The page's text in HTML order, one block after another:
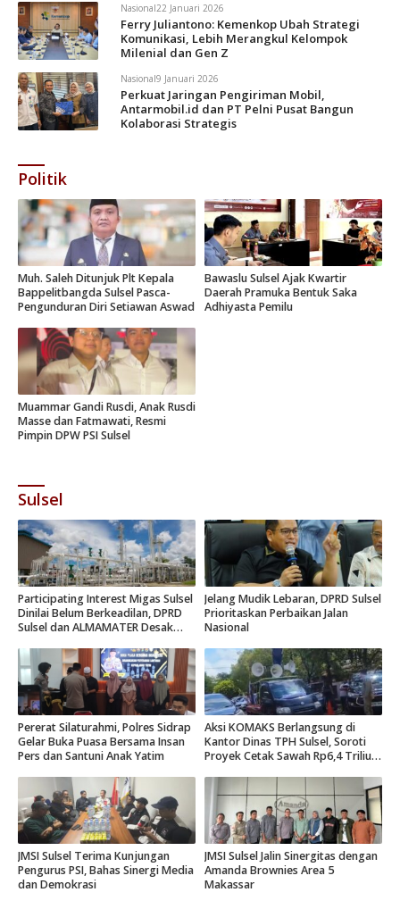
Nasional22 Januari 2026
Ferry Juliantono: Kemenkop Ubah Strategi
Komunikasi, Lebih Merangkul Kelompok
Milenial dan Gen Z
Nasional9 Januari 2026
Perkuat Jaringan Pengiriman Mobil,
Antarmobil.id dan PT Pelni Pusat Bangun
Kolaborasi Strategis
Politik
Muh. Saleh Ditunjuk Plt Kepala
Bappelitbangda Sulsel Pasca-
Pengunduran Diri Setiawan Aswad
Bawaslu Sulsel Ajak Kwartir
Daerah Pramuka Bentuk Saka
Adhiyasta Pemilu
Muammar Gandi Rusdi, Anak Rusdi
Masse dan Fatmawati, Resmi
Pimpin DPW PSI Sulsel
Sulsel
Participating Interest Migas Sulsel
Dinilai Belum Berkeadilan, DPRD
Sulsel dan ALMAMATER Desak
Jelang Mudik Lebaran, DPRD Sulsel
Prioritaskan Perbaikan Jalan
Nasional
Pererat Silaturahmi, Polres Sidrap
Gelar Buka Puasa Bersama Insan
Pers dan Santuni Anak Yatim
Aksi KOMAKS Berlangsung di
Kantor Dinas TPH Sulsel, Soroti
Proyek Cetak Sawah Rp6,4 Triliun
JMSI Sulsel Terima Kunjungan
Pengurus PSI, Bahas Sinergi Media
dan Demokrasi
JMSI Sulsel Jalin Sinergitas dengan
Amanda Brownies Area 5
Makassar